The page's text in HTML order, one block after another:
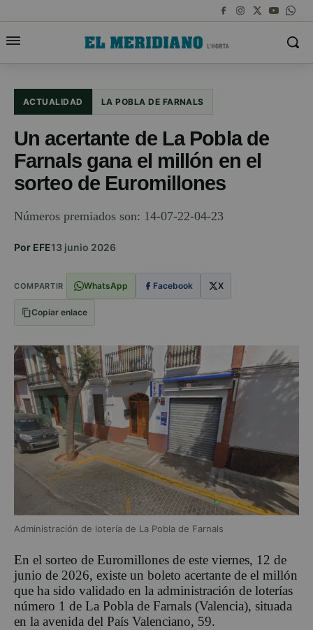
ACTUALIDAD LA POBLA DE FARNALS
Un acertante de La Pobla de
Farnals gana el millón en el
sorteo de Euromillones
Números premiados son: 14-07-22-04-23
Por EFE13 junio 2026
COMPARTIR WhatsApp Facebook X
Copiar enlace
Administración de lotería de La Pobla de Farnals
En el sorteo de Euromillones de este viernes, 12 de
junio de 2026, existe un boleto acertante de el millón
que ha sido validado en la administración de loterías
número 1 de La Pobla de Farnals (Valencia), situada
en la avenida del País Valenciano, 59.